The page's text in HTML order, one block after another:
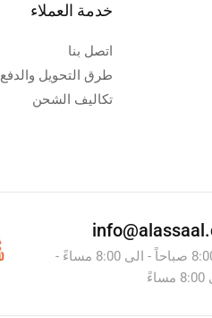
خدمة العملاء
اتصل بنا
طرق التحويل والدفع
تكاليف الشحن
من السبت - الخميس : من 8:00 صباحاً - الى 8:00 مساءً -